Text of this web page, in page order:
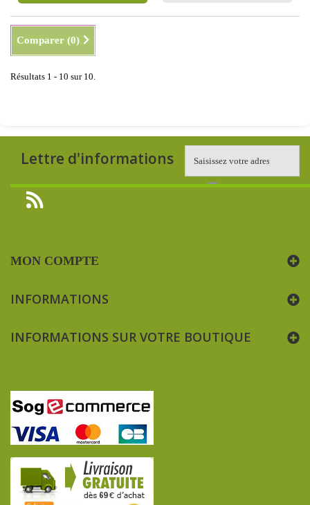
Comparer (0)
Résultats 1 - 10 sur 10.
Lettre d'informations
MON COMPTE
INFORMATIONS
INFORMATIONS SUR VOTRE BOUTIQUE